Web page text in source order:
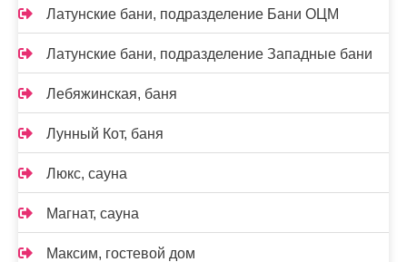
Латунские бани, подразделение Бани ОЦМ
Латунские бани, подразделение Западные бани
Лебяжинская, баня
Лунный Кот, баня
Люкс, сауна
Магнат, сауна
Максим, гостевой дом